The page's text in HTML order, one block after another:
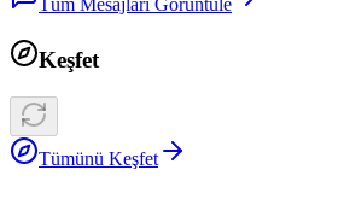
Tüm Mesajları Görüntüle
Keşfet
Tümünü Keşfet